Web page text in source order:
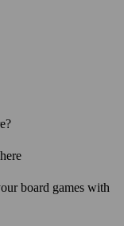
board games with